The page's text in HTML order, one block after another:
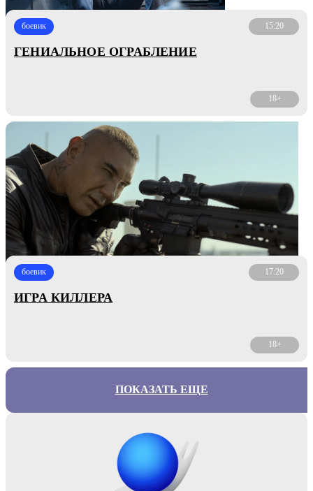
боевик 15:20
ГЕНИАЛЬНОЕ ОГРАБЛЕНИЕ
18+
боевик 17:20
ИГРА КИЛЛЕРА
18+
ПОКАЗАТЬ ЕЩЕ